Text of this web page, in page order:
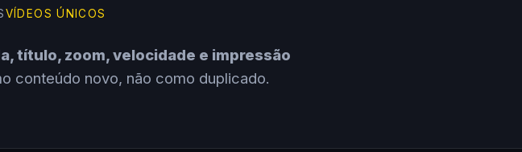
VÍDEOS ÚNICOS
título, zoom, velocidade e impressão
conteúdo novo, não como duplicado.